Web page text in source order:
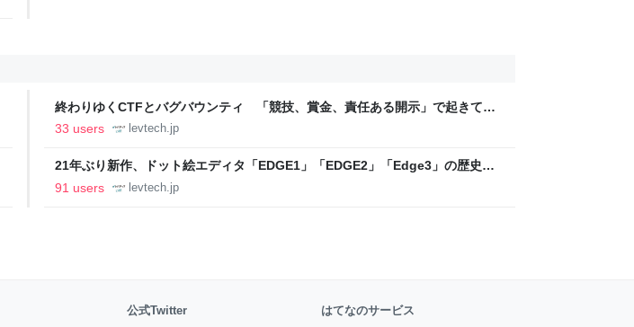
終わりゆくCTFとバグバウンティ 「競技、賞金、責任ある開示」で起きてい
ること【フォーカス】 - レバテックLAB
33 users levtech.jp
21年ぶり新作、ドット絵エディタ「EDGE1」「EDGE2」「Edge3」の歴史に
ついて作者に聞く【フォーカス】 - レバテックLAB
91 users levtech.jp
公式Twitter はてなのサービス